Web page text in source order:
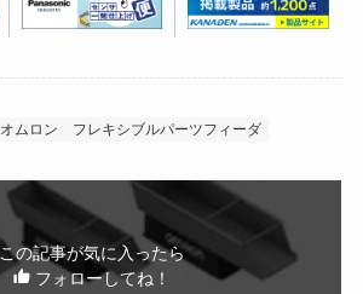
オムロン フレキシブルパーツフィーダ
この記事が気に入ったら
フォローしてね！